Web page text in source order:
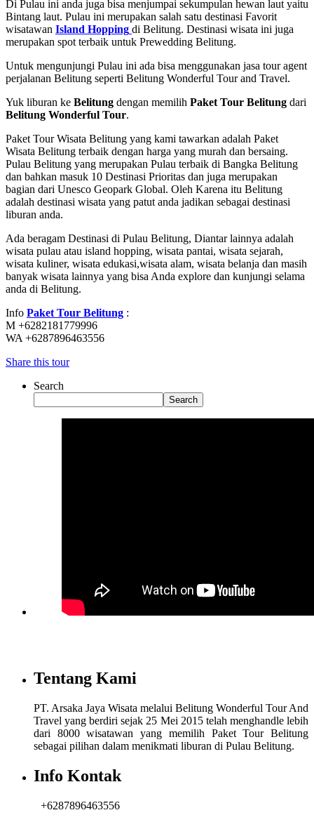
Di Pulau ini anda juga bisa menjumpai sekumpulan hewan laut yaitu
Bintang laut. Pulau ini merupakan salah satu destinasi Favorit
wisatawan Island Hopping di Belitung. Destinasi wisata ini juga
merupakan spot terbaik untuk Prewedding Belitung.
Untuk mengunjungi Pulau ini ada bisa menggunakan jasa tour agent
perjalanan Belitung seperti Belitung Wonderful Tour and Travel.
Yuk liburan ke Belitung dengan memilih Paket Tour Belitung dari
Belitung Wonderful Tour.
Paket Tour Wisata Belitung yang kami tawarkan adalah Paket
Wisata Belitung terbaik dengan harga yang murah dan bersaing.
Pulau Belitung yang merupakan Pulau terbaik di Bangka Belitung
dan bahkan masuk 10 Destinasi Prioritas dan juga merupakan
bagian dari Unesco Geopark Global. Oleh Karena itu Belitung
adalah destinasi wisata yang patut anda jadikan sebagai destinasi
liburan anda.
Ada beragam Destinasi di Pulau Belitung, Diantar lainnya adalah
wisata pulau atau island hopping, wisata pantai, wisata sejarah,
wisata kuliner, wisata edukasi,wisata alam, wisata belanja dan masih
banyak wisata lainnya yang bisa Anda explore dan kunjungi selama
anda di Belitung.
Info Paket Tour Belitung :
M +6282181779996
WA +6287896463556
Share this tour
Search
Search
Tentang Kami
PT. Arsaka Jaya Wisata melalui Belitung Wonderful Tour And
Travel yang berdiri sejak 25 Mei 2015 telah menghandle lebih
dari 8000 wisatawan yang memilih Paket Tour Belitung
sebagai pilihan dalam menikmati liburan di Pulau Belitung.
Info Kontak
+6287896463556